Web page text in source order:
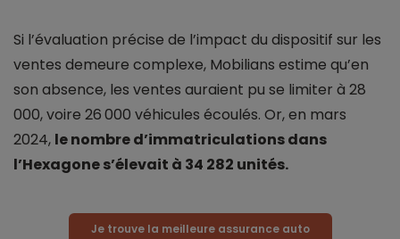
Si l’évaluation précise de l’impact du dispositif sur les
ventes demeure complexe, Mobilians estime qu’en
son absence, les ventes auraient pu se limiter à 28
000, voire 26 000 véhicules écoulés. Or, en mars
2024, le nombre d’immatriculations dans
l’Hexagone s’élevait à 34 282 unités.
Je trouve la meilleure assurance auto